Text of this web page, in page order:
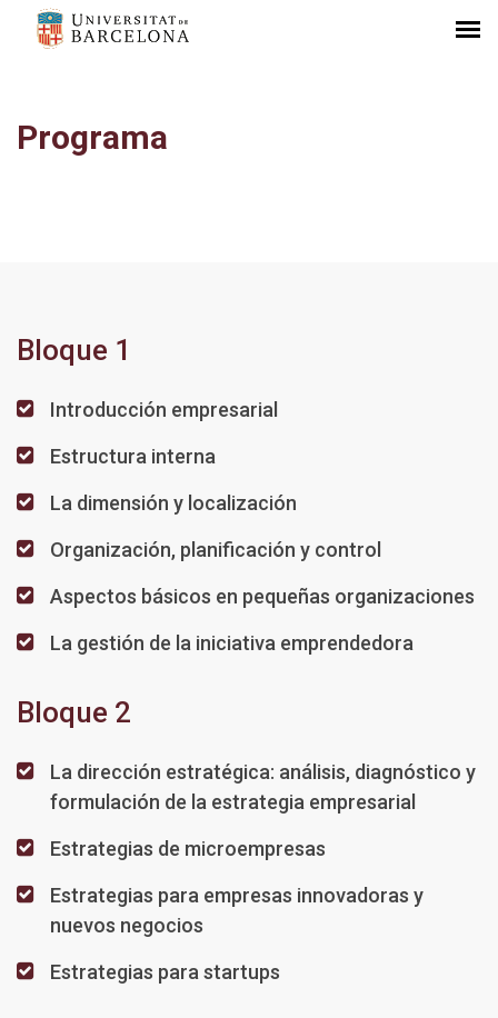
Programa
Bloque 1
Introducción empresarial
Estructura interna
La dimensión y localización
Organización, planificación y control
Aspectos básicos en pequeñas organizaciones
La gestión de la iniciativa emprendedora
Bloque 2
La dirección estratégica: análisis, diagnóstico y
formulación de la estrategia empresarial
Estrategias de microempresas
Estrategias para empresas innovadoras y
nuevos negocios
Estrategias para startups